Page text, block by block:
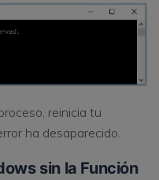
reinicia tu
ha desaparecido.
sin la Función